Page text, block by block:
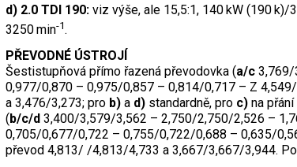
d) 2.0 TDI 190:viz výše, ale 15,5:1, 140 kW (190 k)/
3250 min-1.
PŘEVODNÉ ÚSTROJÍ
Šestistupňová přímo řazená převodovka (a/c 3,769/
0,977/0,870 – 0,975/0,857 – 0,814/0,717 – Z
a 3,476/3,273; pro b) a d)standardně, pro c) na
(b/c/d3,400/3,579/3,562 – 2,750/2,750/2,526 –
0,705/0,677/0,722 – 0,755/0,722/0,688 – 0,635/
převod 4,813/ /4,813/4,733 a 3,667/3,667/3,944.